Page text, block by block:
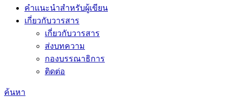
คำแนะนำสำหรับผู้เขียน
เกี่ยวกับวารสาร
เกี่ยวกับวารสาร
ส่งบทความ
กองบรรณาธิการ
ติดต่อ
ค้นหา